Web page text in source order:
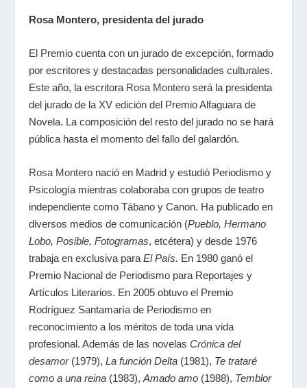
Rosa Montero, presidenta del jurado
El Premio cuenta con un jurado de excepción, formado
por escritores y destacadas personalidades culturales.
Este año, la escritora Rosa Montero será la presidenta
del jurado de la XV edición del Premio Alfaguara de
Novela. La composición del resto del jurado no se hará
pública hasta el momento del fallo del galardón.
Rosa Montero nació en Madrid y estudió Periodismo y
Psicología mientras colaboraba con grupos de teatro
independiente como Tábano y Canon. Ha publicado en
diversos medios de comunicación (Pueblo, Hermano
Lobo, Posible, Fotogramas, etcétera) y desde 1976
trabaja en exclusiva paraEl País. En 1980 ganó el
Premio Nacional de Periodismo para Reportajes y
Artículos Literarios. En 2005 obtuvo el Premio
Rodríguez Santamaría de Periodismo en
reconocimiento a los méritos de toda una vida
profesional. Además de las novelasCrónica del
desamor(1979),La función Delta (1981), Te trataré
como a una reina (1983),Amado amo (1988), Temblor